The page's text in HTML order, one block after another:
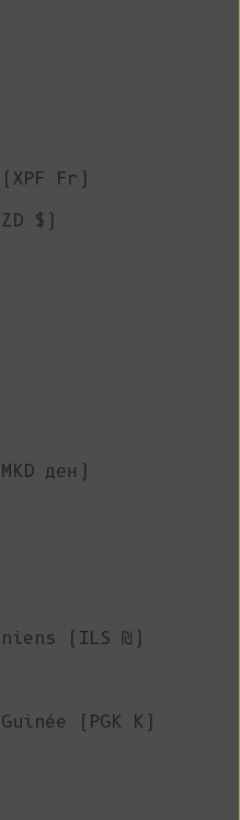
Fr)
$)
ден)
(ILS ₪)
(PGK K)